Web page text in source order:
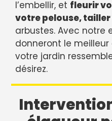
l’embellir, et fleurir
votre pelouse,
arbustes. Avec notre
donneront le meilleur
votre jardin
désirez.